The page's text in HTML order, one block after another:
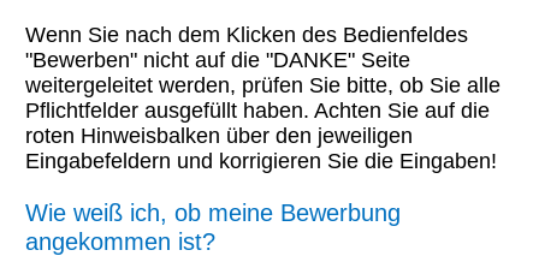
Wenn Sie nach dem Klicken des Bedienfeldes
"Bewerben" nicht auf die "DANKE" Seite
weitergeleitet werden, prüfen Sie bitte, ob Sie alle
Pflichtfelder ausgefüllt haben. Achten Sie auf die
roten Hinweisbalken über den jeweiligen
Eingabefeldern und korrigieren Sie die Eingaben!
Wie weiß ich, ob meine Bewerbung
angekommen ist?